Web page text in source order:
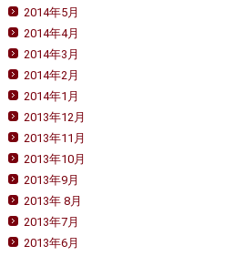
2014年5月
2014年4月
2014年3月
2014年2月
2014年1月
2013年12月
2013年11月
2013年10月
2013年9月
2013年 8月
2013年7月
2013年6月